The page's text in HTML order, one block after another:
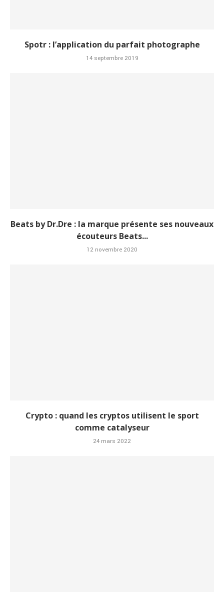
Spotr : l’application du parfait photographe
14 septembre 2019
Beats by Dr.Dre : la marque présente ses nouveaux
écouteurs Beats...
12 novembre 2020
Crypto : quand les cryptos utilisent le sport
comme catalyseur
24 mars 2022